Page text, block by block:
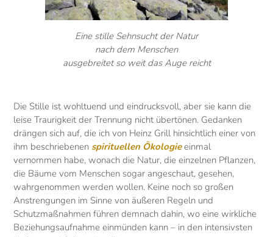
Eine stille Sehnsucht der Natur
nach dem Menschen
ausgebreitet so weit das Auge reicht
Die Stille ist wohltuend und eindrucksvoll, aber sie kann die
leise Traurigkeit der Trennung nicht übertönen. Gedanken
drängen sich auf, die ich von Heinz Grill hinsichtlich einer von
ihm beschriebenen spirituellen Ökologie einmal
vernommen habe, wonach die Natur, die einzelnen Pflanzen,
die Bäume vom Menschen sogar angeschaut, gesehen,
wahrgenommen werden wollen. Keine noch so großen
Anstrengungen im Sinne von äußeren Regeln und
Schutzmaßnahmen führen demnach dahin, wo eine wirkliche
Beziehungsaufnahme einmünden kann – in den intensivsten